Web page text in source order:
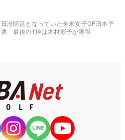
日没順延となっていた全米女子OP日本予
選 最後の1枠は木村彩子が獲得